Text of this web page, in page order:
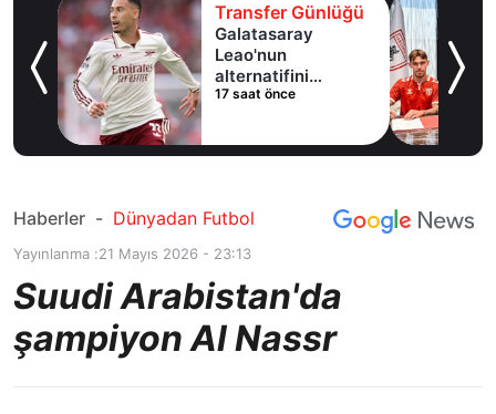
Transfer Günlüğü
Galatasaray
Leao'nun
alternatifini
Arsenal'de buldu
17 saat önce
Haberler - Dünyadan Futbol
Yayınlanma :21 Mayıs 2026 - 23:13
Suudi Arabistan'da
şampiyon Al Nassr